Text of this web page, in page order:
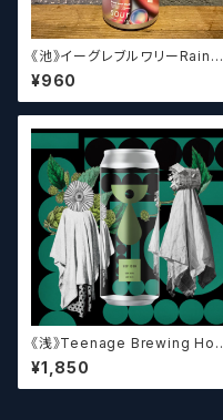
《池》イーグレブルワリーRainb
ow Shot
¥960
《浅》Teenage Brewing Hop
Icon // ホップアイコン【クラフト
ビール】
¥1,850